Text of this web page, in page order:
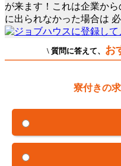
が来ます！これは企業か
に出られなかった場合は
\ 質問に答えて、 お
寮付きの